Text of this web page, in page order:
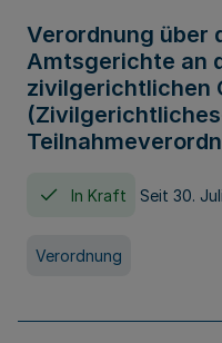
Verordnung über
Amtsgerichte an
zivilgerichtlichen
In Kraft Seit 30.
Verordnung